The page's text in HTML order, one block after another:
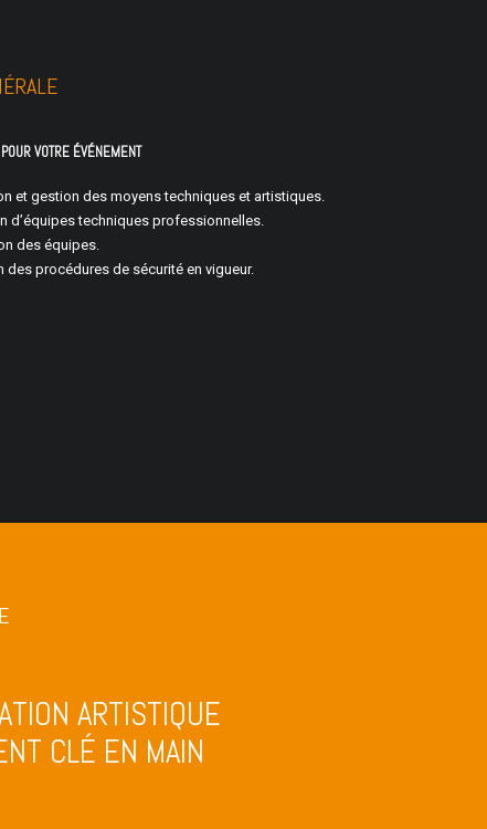
VOTRE ÉVÉNEMENT
et gestion des moyens techniques et artistiques.
d’équipes techniques professionnelles.
des équipes.
des procédures de sécurité en vigueur.
ARTISTIQUE
CLÉ EN MAIN